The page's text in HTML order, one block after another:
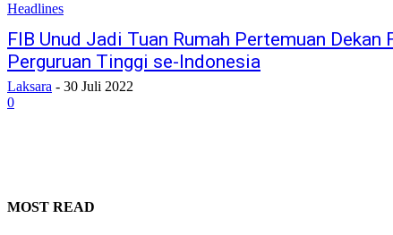
Headlines
FIB Unud Jadi Tuan Rumah Pertemuan Dekan
Perguruan Tinggi se-Indonesia
Laksara - 30 Juli 2022
0
MOST READ